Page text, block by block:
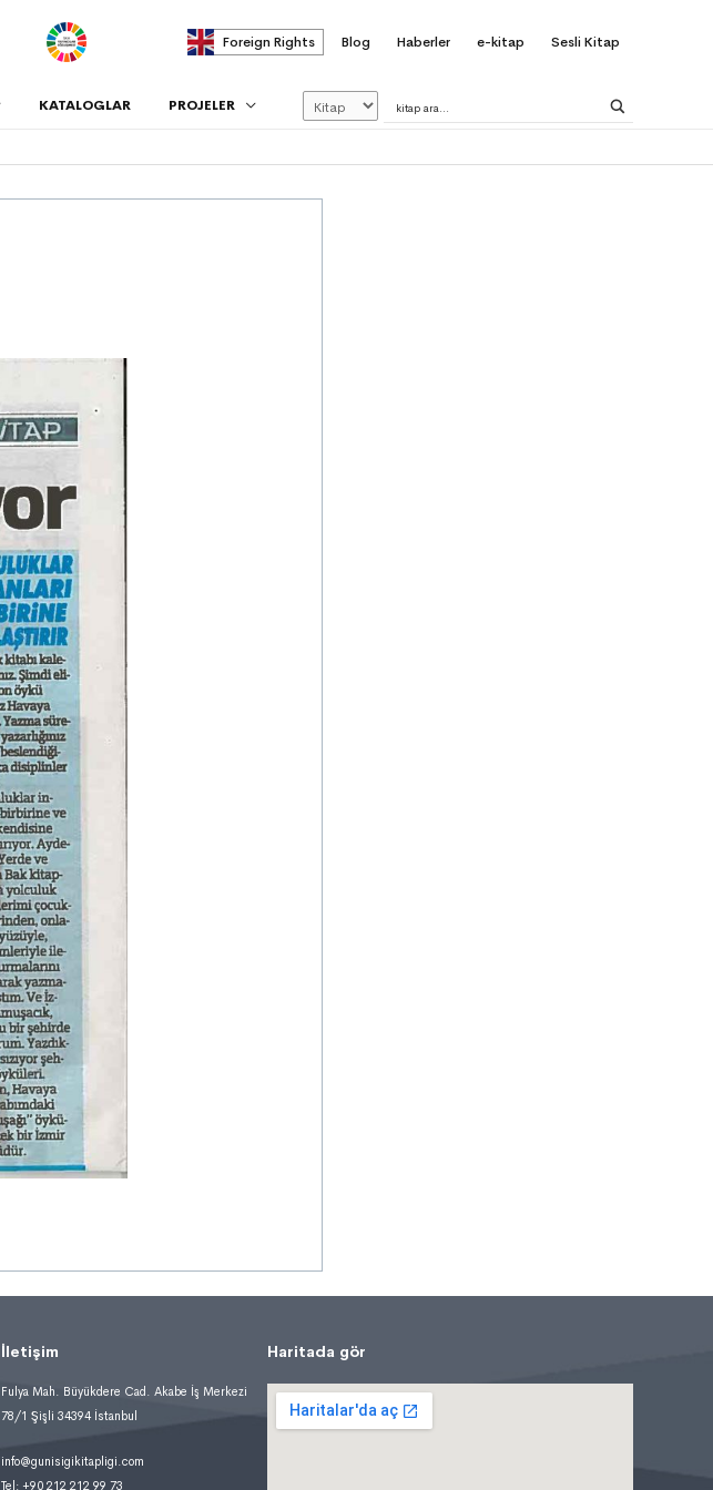
. Foreign Rights Blog Haberler e-kitap Sesli Kitap
KATALOGLAR PROJELER
İletişim
Fulya Mah. Büyükdere Cad. Akabe İş Merkezi
78/1 Şişli 34394 İstanbul
info@gunisigikitapligi.com
Tel: +90 212 212 99 73
Haritada gör